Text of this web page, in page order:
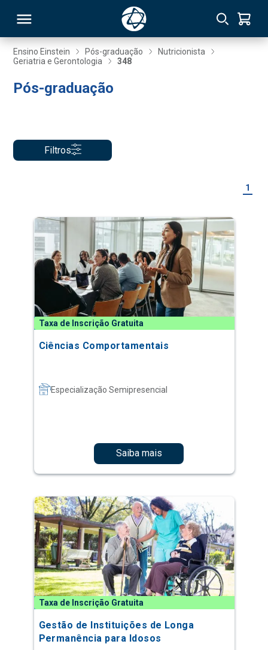
Ensino Einstein Pós-graduação
Nutricionista
Geriatria e Gerontologia
348
Pós-graduação
Filtros
1
Taxa de Inscrição Gratuita
Ciências Comportamentais
Especialização Semipresencial
Saiba mais
Taxa de Inscrição Gratuita
Gestão de Instituições de Longa
Permanência para Idosos